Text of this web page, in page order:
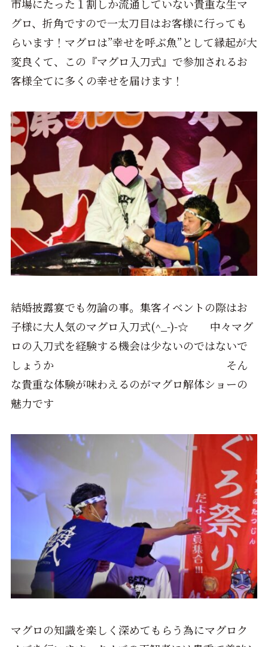
市場にたった１割しか流通していない貴重な生マ
グロ、折角ですので一太刀目はお客様に行っても
らいます！マグロは”幸せを呼ぶ魚”として縁起が大
変良くて、この『マグロ入刀式』で参加されるお
客様全てに多くの幸せを届けます！
結婚披露宴でも勿論の事。集客イベントの際はお
子様に大人気のマグロ入刀式(^_-)-☆ 中々マグ
ロの入刀式を経験する機会は少ないのではないで
しょうか そん
な貴重な体験が味わえるのがマグロ解体ショーの
魅力です
マグロの知識を楽しく深めてもらう為にマグロク